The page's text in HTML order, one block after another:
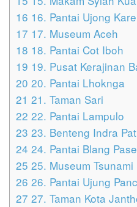
16 16. Pantai Ujong
17 17. Museum Aceh
18 18. Pantai Cot Iboh
19 19. Pusat Kerajinan
20 20. Pantai Lhoknga
21 21. Taman Sari
22 22. Pantai Lampulo
23 23. Benteng Indra
24 24. Pantai Blang
25 25. Museum Tsunami
26 26. Pantai Ujung
27 27. Taman Kota